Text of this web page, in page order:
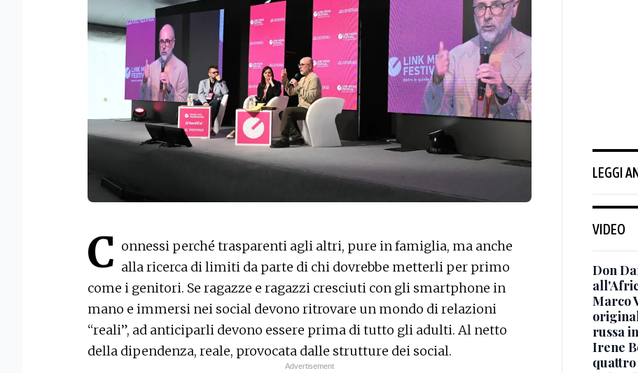
C onnessi perché trasparenti agli altri, pure in famiglia, ma anche
alla ricerca di limiti da parte di chi dovrebbe metterli per primo
come i genitori. Se ragazze e ragazzi cresciuti con gli smartphone in
mano e immersi nei social devono ritrovare un mondo di relazioni
“reali”, ad anticiparli devono essere prima di tutto gli adulti. Al netto
della dipendenza, reale, provocata dalle strutture dei social.
LEGGI
VIDEO
Don
Marco
russa
Irene
quattro